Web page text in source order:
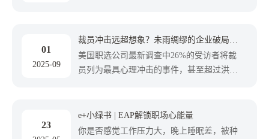
队战力，快来关注，提出你的EAP实施困
惑，让专家为你定制方案，落地共赢。
01
2025-09
裁员冲击远超想象？未雨绸缪的企业破局之
道
美国职选公司最新调查中26%的受访者将裁
员列为最具心理冲击的事件，甚至超过洪水
暴力等重大事件，成为员工最有情绪压力事
件的榜首。面对这些难题，易才集团凭借专
23
e+小绿书 | EAP解锁职场心能量
你是否感觉工作压力大，晚上睡眠差，被种